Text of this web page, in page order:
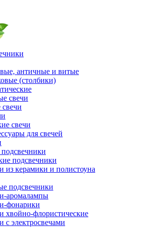
античные и витые
(столбики)
свечи
свечи
для свечей
подсвечники
из керамики и полистоуна
подсвечники
аромалампы
фонарики
хвойно-флористические
с электросвечами